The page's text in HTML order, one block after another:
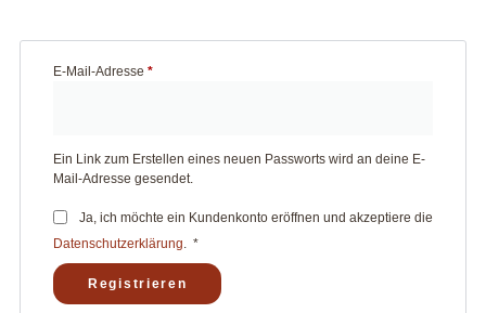
E-Mail-Adresse *
Ein Link zum Erstellen eines neuen Passworts wird an deine E-
Mail-Adresse gesendet.
Ja, ich möchte ein Kundenkonto eröffnen und akzeptiere die
Datenschutzerklärung
*
Registrieren